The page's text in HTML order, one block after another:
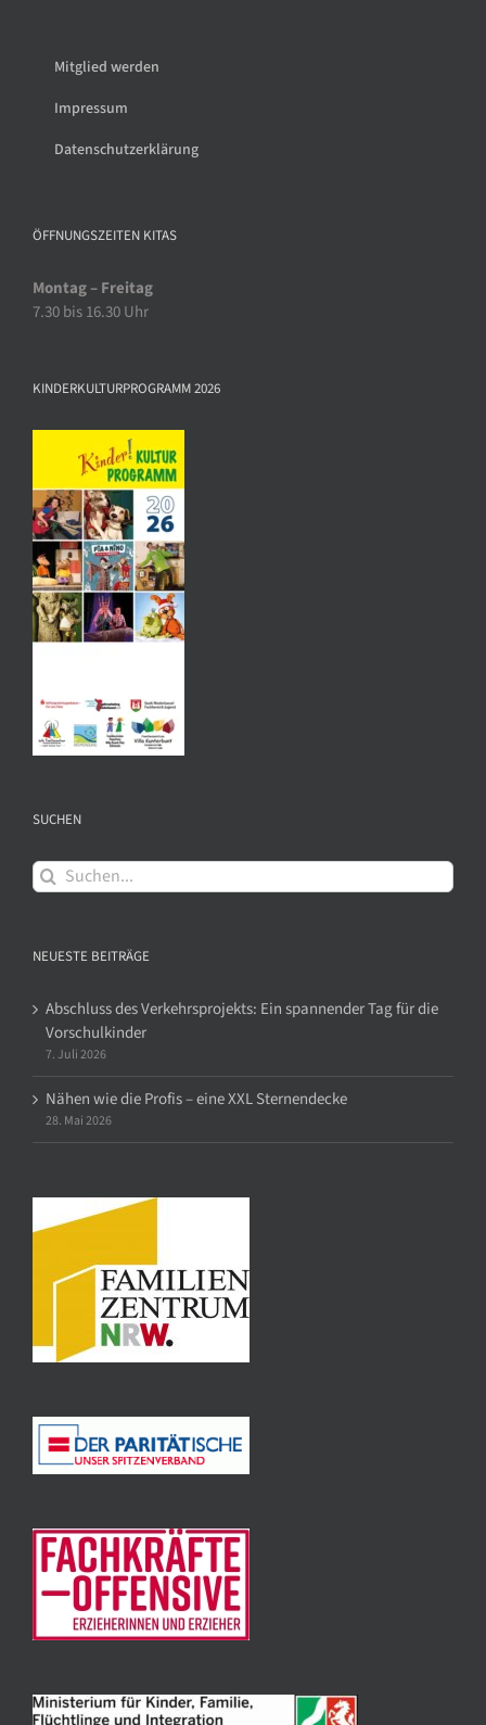
Mitglied werden
Impressum
Datenschutzerklärung
ÖFFNUNGSZEITEN KITAS
Montag – Freitag
7.30 bis 16.30 Uhr
KINDERKULTURPROGRAMM 2026
SUCHEN
Suche
nach:
NEUESTE BEITRÄGE
Abschluss des Verkehrsprojekts: Ein spannender Tag für die
Vorschulkinder
7. Juli 2026
Nähen wie die Profis – eine XXL Sternendecke
28. Mai 2026